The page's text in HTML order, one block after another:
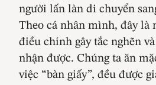
người lấn làn di chuyển
Theo cá nhân mình, đây là
điều chính gây tắc nghẽn
nhận được. Chúng ta ăn
việc “bàn giấy”, đều được